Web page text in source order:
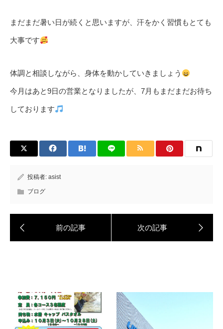
まだまだ暑い日が続くと思いますが、汗をかく習慣もとても
大事です
体調と相談しながら、身体を動かしていきましょう
今月はあと9日の営業となりましたが、7月もまだまだお待ち
しております
投稿者: asist
ブログ